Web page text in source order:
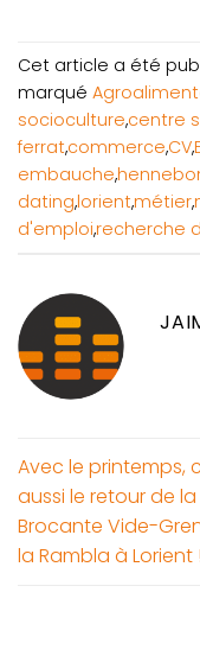
Cet article a été
marqué
socioculture,centre
ferrat,commerce,CV,
embauche,
dating,lorient,métier,
d'emploi,recherche
Avec le printemps,
aussi le retour de la
Brocante Vide-
la Rambla à Lorient !